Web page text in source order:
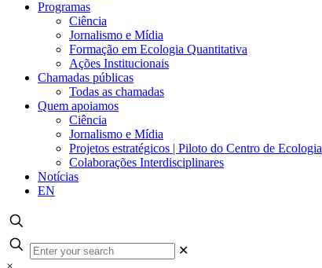
Programas
Ciência
Jornalismo e Mídia
Formação em Ecologia Quantitativa
Ações Institucionais
Chamadas públicas
Todas as chamadas
Quem apoiamos
Ciência
Jornalismo e Mídia
Projetos estratégicos | Piloto do Centro de Ecologia
Colaborações Interdisciplinares
Notícias
EN
✕